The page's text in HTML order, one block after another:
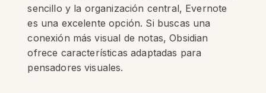
sencillo y la organización central, Evernote
es una excelente opción. Si buscas una
conexión más visual de notas, Obsidian
ofrece características adaptadas para
pensadores visuales.